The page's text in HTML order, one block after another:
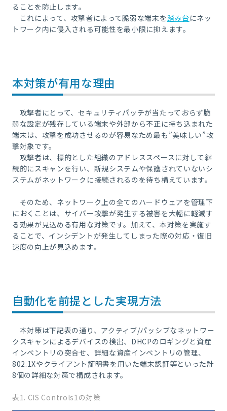
ることを防止します。
これによって、攻撃者によって脆弱な端末を踏み台にネッ
トワーク内に侵入される可能性を最小限に抑えます。
本対策が有用な理由
攻撃者にとって、セキュリティパッチが当たっておらず脆
弱な設定が残存している端末や外部から不正に持ち込まれた
端末は、攻撃を成功させるのが容易なため最も”美味しい”攻
撃対象です。
攻撃者は、標的とした組織のアドレススペースに対して継
続的にスキャンを行い、新規システムや保護されていないシ
ステムがネットワークに接続されるのを待ち構えています。
そのため、ネットワーク上の全てのハードウェアを管理下
におくことは、サイバー攻撃が発生する被害を大幅に軽減す
る効果が見込める有用な対策です。加えて、本対策を実施す
ることで、インシデントが発生してしまった際の対応・復旧
速度の向上が見込めます。
自動化を前提とした実現方法
本対策は下記表の通り、アクティブ/パッシブなネットワー
クスキャンによるデバイスの検出、DHCPのロギングと資産
インベントリの突合せ、詳細な資産インベントリの管理、
802.1Xやクライアント証明書を用いた端末認証等といった計
8個の詳細な対策で構成されます。
表1. CIS Controls1の対策